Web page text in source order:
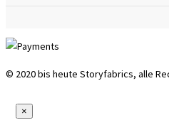
© 2020 bis heute Storyfabrics, alle
×